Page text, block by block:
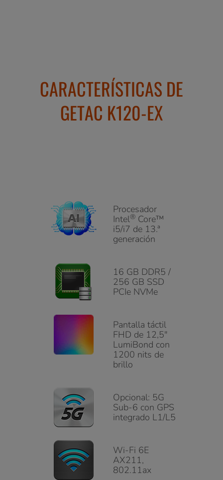
CARACTERÍSTICAS DE
GETAC K120-EX
Procesador
Intel® Core™
i5/i7 de 13.ª
generación
16 GB DDR5 /
256 GB SSD
PCIe NVMe
Pantalla táctil
FHD de 12,5"
LumiBond con
1200 nits de
brillo
Opcional: 5G
Sub-6 con GPS
integrado L1/L5
Wi-Fi 6E
AX211,
802.11ax